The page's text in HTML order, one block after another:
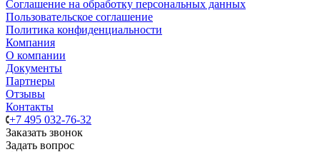
Соглашение на обработку персональных данных
Пользовательское соглашение
Политика конфиденциальности
Компания
О компании
Документы
Партнеры
Отзывы
Контакты
+7 495 032-76-32
Заказать звонок
Задать вопрос